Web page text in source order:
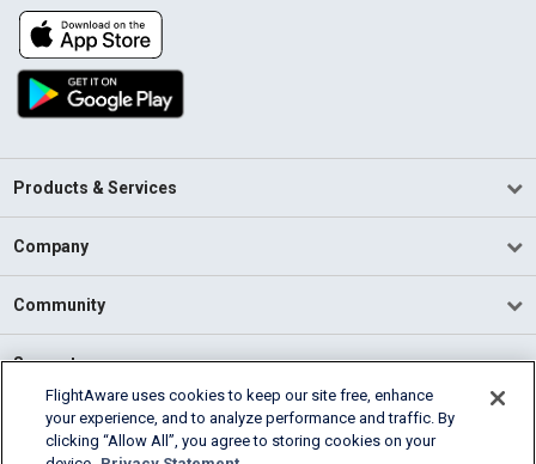
Products & Services
Company
Community
Support
English (USA)
2026 FlightAware
FlightAware uses cookies to keep our site free, enhance
your experience, and to analyze performance and traffic. By
clicking “Allow All”, you agree to storing cookies on your